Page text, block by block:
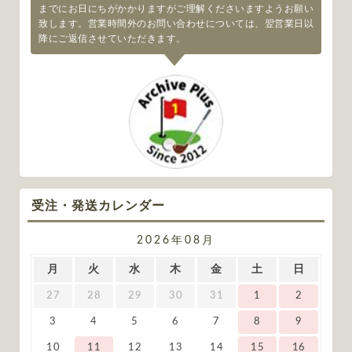
までにお日にちがかかりますがご理解くださいますようお願い
致します。営業時間外のお問い合わせについては、翌営業日以
降にご返信させていただきます。
受注・発送カレンダー
2026年08月
月 火 水 木 金 土 日
27 28 29 30 31 1 2
3 4 5 6 7 8 9
10 11 12 13 14 15 16